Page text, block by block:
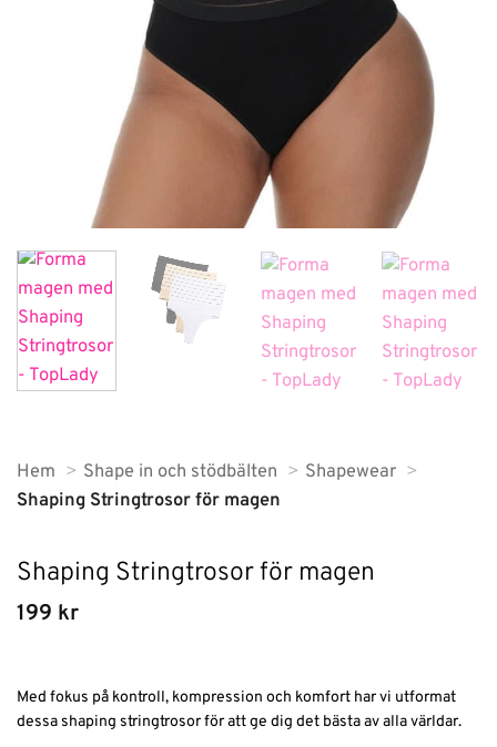
Hem Shape in och stödbälten
Shapewear
Shaping Stringtrosor för magen
Shaping Stringtrosor för magen
199 kr
Med fokus på kontroll, kompression och komfort har vi utformat
dessa shaping stringtrosor för att ge dig det bästa av alla världar.